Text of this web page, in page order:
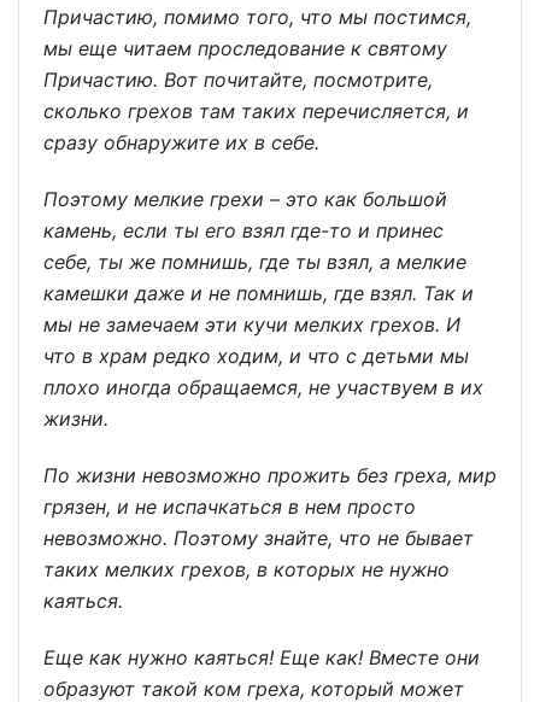
Причастию, помимо того, что мы постимся,
мы еще читаем проследование к святому
Причастию. Вот почитайте, посмотрите,
сколько грехов там таких перечисляется, и
сразу обнаружите их в себе.
Поэтому мелкие грехи – это как большой
камень, если ты его взял где-то и принес
себе, ты же помнишь, где ты взял, а мелкие
камешки даже и не помнишь, где взял. Так и
мы не замечаем эти кучи мелких грехов. И
что в храм редко ходим, и что с детьми мы
плохо иногда обращаемся, не участвуем в их
жизни.
По жизни невозможно прожить без греха, мир
грязен, и не испачкаться в нем просто
невозможно. Поэтому знайте, что не бывает
таких мелких грехов, в которых не нужно
каяться.
Еще как нужно каяться! Еще как! Вместе они
образуют такой ком греха, который может